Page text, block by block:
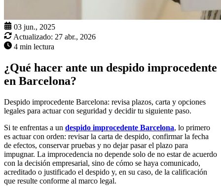
03 jun., 2025
Actualizado: 27 abr., 2026
4 min lectura
¿Qué hacer ante un despido improcedente
en Barcelona?
Despido improcedente Barcelona: revisa plazos, carta y opciones
legales para actuar con seguridad y decidir tu siguiente paso.
Si te enfrentas a un despido improcedente Barcelona, lo primero
es actuar con orden: revisar la carta de despido, confirmar la fecha
de efectos, conservar pruebas y no dejar pasar el plazo para
impugnar. La improcedencia no depende solo de no estar de acuerdo
con la decisión empresarial, sino de cómo se haya comunicado,
acreditado o justificado el despido y, en su caso, de la calificación
que resulte conforme al marco legal.